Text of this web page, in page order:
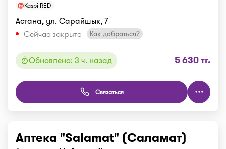
Kaspi RED
Астана, ул. Сарайшык, 7
Сейчас закрыто
Как добраться?
Обновлено: 3 ч. назад 5 630 тг.
Связаться
Аптека "Salamat" (Саламат)